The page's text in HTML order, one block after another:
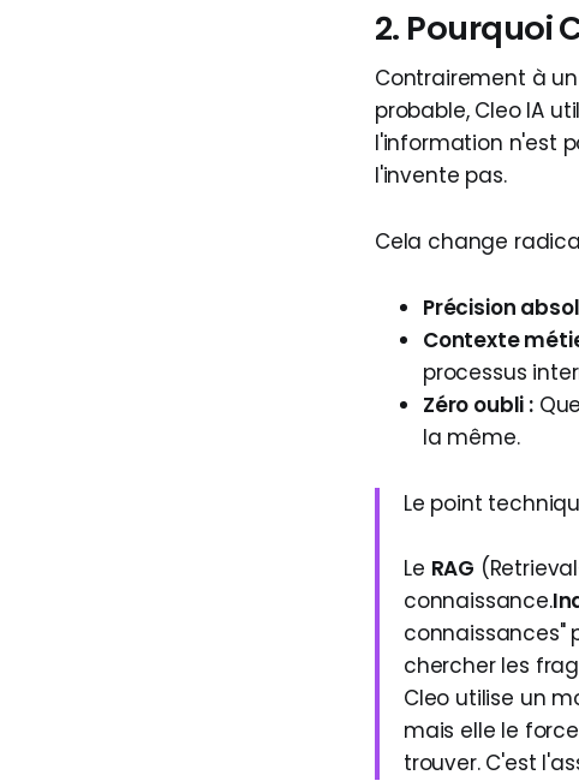
2. Pourquoi
Contrairement à
probable, Cleo IA
l'information n'est
l'invente pas.
Cela change
Précision
Contexte
processus
Zéro oubli :
la même.
Le point
Le RAG
connaissance.
connaissances"
chercher les
Cleo utilise un
mais elle le
trouver. C'est